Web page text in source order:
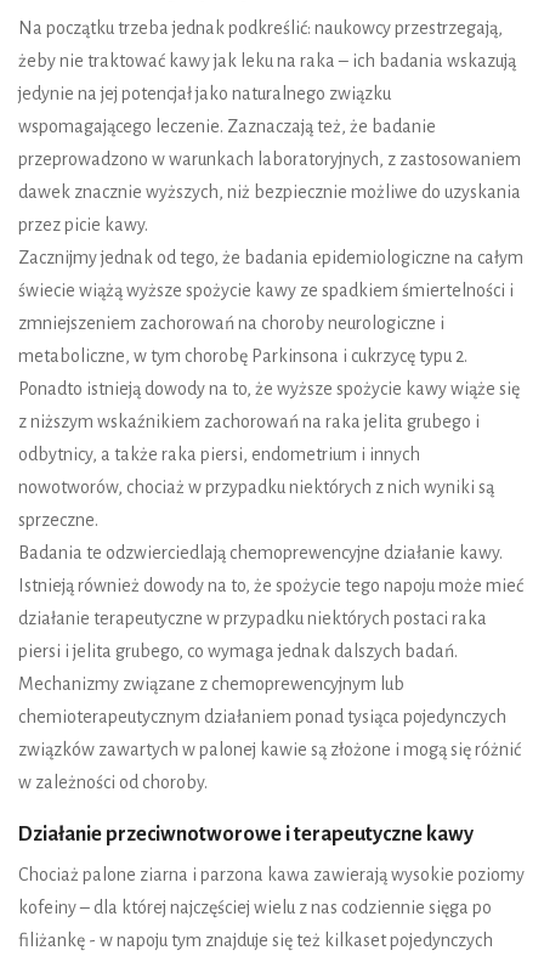
Na początku trzeba jednak podkreślić: naukowcy przestrzegają,
żeby nie traktować kawy jak leku na raka – ich badania wskazują
jedynie na jej potencjał jako naturalnego związku
wspomagającego leczenie. Zaznaczają też, że badanie
przeprowadzono w warunkach laboratoryjnych, z zastosowaniem
dawek znacznie wyższych, niż bezpiecznie możliwe do uzyskania
przez picie kawy.
Zacznijmy jednak od tego, że badania epidemiologiczne na całym
świecie wiążą wyższe spożycie kawy ze spadkiem śmiertelności i
zmniejszeniem zachorowań na choroby neurologiczne i
metaboliczne, w tym chorobę Parkinsona i cukrzycę typu 2.
Ponadto istnieją dowody na to, że wyższe spożycie kawy wiąże się
z niższym wskaźnikiem zachorowań na raka jelita grubego i
odbytnicy, a także raka piersi, endometrium i innych
nowotworów, chociaż w przypadku niektórych z nich wyniki są
sprzeczne.
Badania te odzwierciedlają chemoprewencyjne działanie kawy.
Istnieją również dowody na to, że spożycie tego napoju może mieć
działanie terapeutyczne w przypadku niektórych postaci raka
piersi i jelita grubego, co wymaga jednak dalszych badań.
Mechanizmy związane z chemoprewencyjnym lub
chemioterapeutycznym działaniem ponad tysiąca pojedynczych
związków zawartych w palonej kawie są złożone i mogą się różnić
w zależności od choroby.
Działanie przeciwnotworowe i terapeutyczne kawy
Chociaż palone ziarna i parzona kawa zawierają wysokie poziomy
kofeiny – dla której najczęściej wielu z nas codziennie sięga po
filiżankę - w napoju tym znajduje się też kilkaset pojedynczych